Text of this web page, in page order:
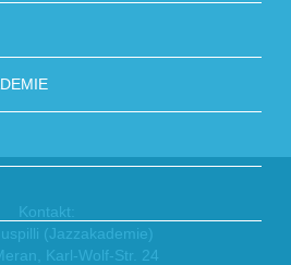
Kontakt:
(Jazzakademie)
Karl-Wolf-Str. 24